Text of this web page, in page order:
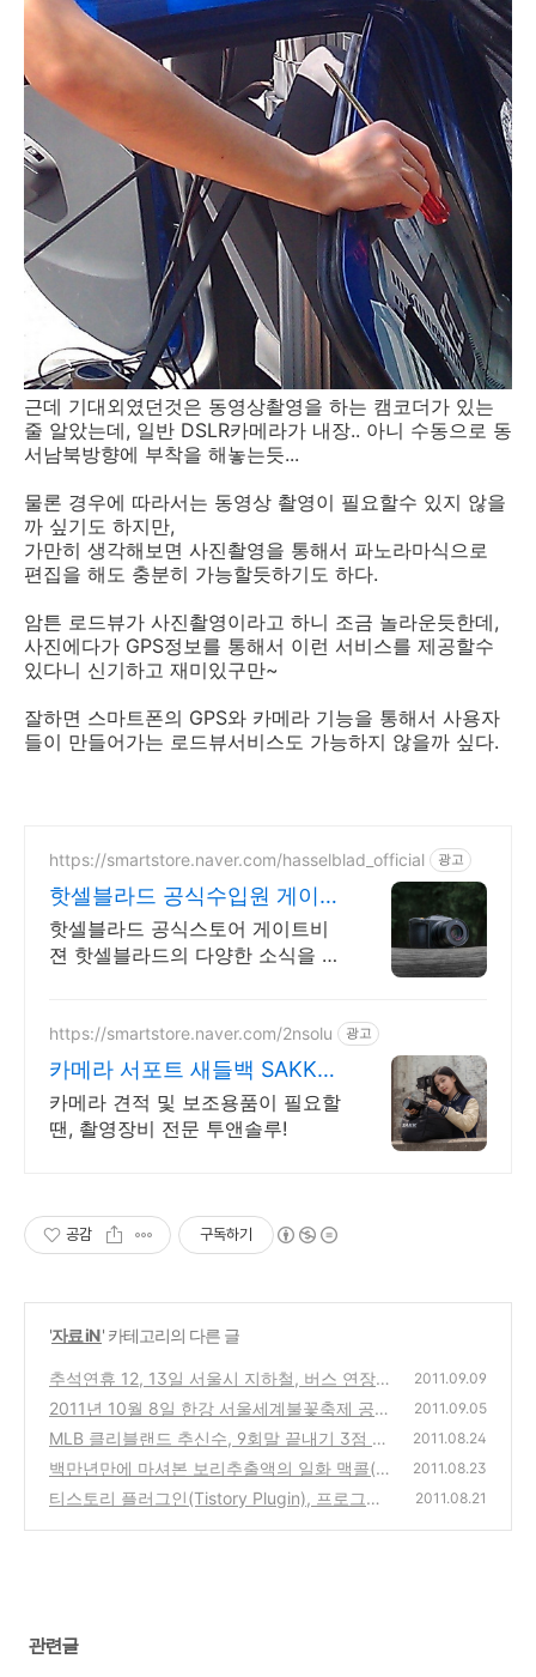
근데 기대외였던것은 동영상촬영을 하는 캠코더가 있는
줄 알았는데, 일반 DSLR카메라가 내장.. 아니 수동으로 동
서남북방향에 부착을 해놓는듯...
물론 경우에 따라서는 동영상 촬영이 필요할수 있지 않을
까 싶기도 하지만,
가만히 생각해보면 사진촬영을 통해서 파노라마식으로
편집을 해도 충분히 가능할듯하기도 하다.
암튼 로드뷰가 사진촬영이라고 하니 조금 놀라운듯한데,
사진에다가 GPS정보를 통해서 이런 서비스를 제공할수
있다니 신기하고 재미있구만~
잘하면 스마트폰의 GPS와 카메라 기능을 통해서 사용자
들이 만들어가는 로드뷰서비스도 가능하지 않을까 싶다.
https://smartstore.naver.com/hasselblad_official 광고
핫셀블라드 공식수입원 게이트
비젼
핫셀블라드 공식스토어 게이트비
젼 핫셀블라드의 다양한 소식을 빠
https://smartstore.naver.com/2nsolu 광고
카메라 서포트 새들백 SAKK
한국 온라인스토어
카메라 견적 및 보조용품이 필요할
땐, 촬영장비 전문 투앤솔루!
공감 구독하기
'자료 iN' 카테고리의 다른 글
추석연휴 12, 13일 서울시 지하철, 버스 연장
운행 안내 소식
(0)
2011.09.09
2011년 10월 8일 한강 서울세계불꽃축제 공연
일정 소식 & 명당
(2)
2011.09.05
MLB 클리블랜드 추신수, 9회말 끝내기 3점 홈
런 동영상 보기
(1)
2011.08.24
백만년만에 마셔본 보리추출액의 일화 맥콜(M
c Col)
(2)
2011.08.23
티스토리 플러그인(Tistory Plugin), 프로그래
2011.08.21
관련글